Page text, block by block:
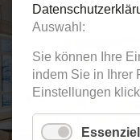
Auswahl:
Sie können Ihre
indem Sie in Ihrer
Einstellungen
Essenziell